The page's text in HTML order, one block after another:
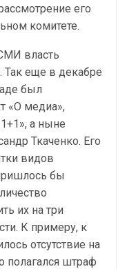
его
комитете.
власть
Так еще в декабре
был
«О медиа»,
а ныне
Ткаченко. Его
видов
бы
их на три
К примеру, к
отсутствие на
полагался штраф